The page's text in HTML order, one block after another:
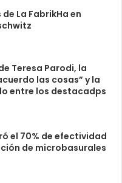
La FabrikHa en
Teresa Parodi, la
las cosas” y la
entre los destacadps
el 70% de efectividad
de microbasurales